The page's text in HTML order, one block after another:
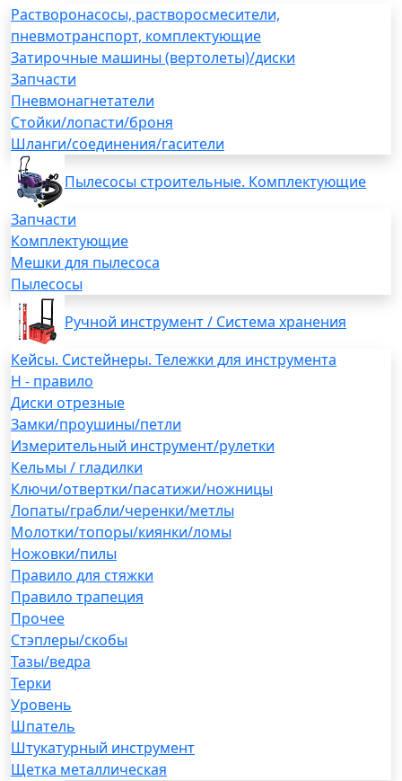
Растворонасосы, растворосмесители,
пневмотранспорт, комплектующие
Затирочные машины (вертолеты)/диски
Запчасти
Пневмонагнетатели
Стойки/лопасти/броня
Шланги/соединения/гасители
Пылесосы строительные. Комплектующие
Запчасти
Комплектующие
Мешки для пылесоса
Пылесосы
Ручной инструмент / Система хранения
Кейсы. Систейнеры. Тележки для инструмента
H - правило
Диски отрезные
Замки/проушины/петли
Измерительный инструмент/рулетки
Кельмы / гладилки
Ключи/отвертки/пасатижи/ножницы
Лопаты/грабли/черенки/метлы
Молотки/топоры/киянки/ломы
Ножовки/пилы
Правило для стяжки
Правило трапеция
Прочее
Стэплеры/скобы
Тазы/ведра
Терки
Уровень
Шпатель
Штукатурный инструмент
Щетка металлическая